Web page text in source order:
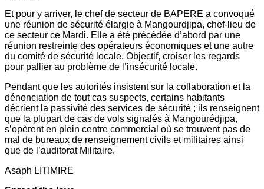
Et pour y arriver, le chef de secteur de BAPERE a convoqué
une réunion de sécurité élargie à Mangourdjipa, chef-lieu de
ce secteur ce Mardi. Elle a été précédée d’abord par une
réunion restreinte des opérateurs économiques et une autre
du comité de sécurité locale. Objectif, croiser les regards
pour pallier au problème de l’insécurité locale.
Pendant que les autorités insistent sur la collaboration et la
dénonciation de tout cas suspects, certains habitants
décrient la passivité des services de sécurité ; ils renseignent
que la plupart de cas de vols signalés à Mangourédjipa,
s’opèrent en plein centre commercial où se trouvent pas de
mal de bureaux de renseignement civils et militaires ainsi
que de l’auditorat Militaire.
Asaph LITIMIRE